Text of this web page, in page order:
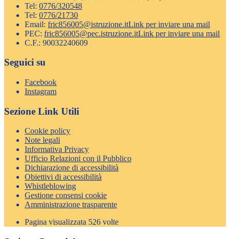
Tel: 0776/320548
Tel: 0776/21730
Email: fric856005@istruzione.itLink per inviare una mail
PEC: fric856005@pec.istruzione.itLink per inviare una mail
C.F.: 90032240609
Seguici su
Facebook
Instagram
Sezione Link Utili
Cookie policy
Note legali
Informativa Privacy
Ufficio Relazioni con il Pubblico
Dichiarazione di accessibilità
Obiettivi di accessibilità
Whistleblowing
Gestione consensi cookie
Amministrazione trasparente
Pagina visualizzata 526 volte